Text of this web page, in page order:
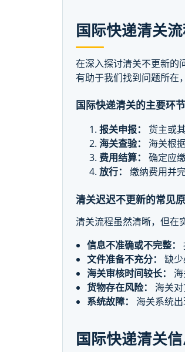
国际快递清关
在深入探讨清关不更新的
有助于我们找到问题所在
国际快递清关的主要环节
报关申报：
货主或
海关查验：
海关根
费用结算：
确定应
放行：
缴纳费用并
清关迟迟不更新的常见
清关流程虽然清晰，但在
信息不准确或不完整：
文件准备不充分：
缺
海关审核时间较长：
货物存在风险：
海关
系统故障：
海关系统
国际快递清关